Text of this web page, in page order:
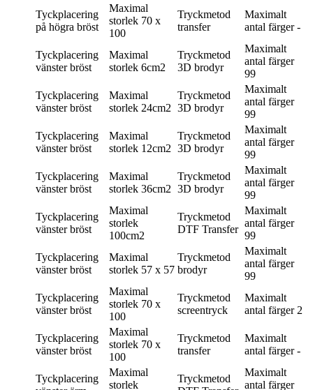
Tyckplacering
på högra bröst
Maximal
storlek 70 x
100
Tryckmetod
transfer
Maximalt
antal färger -
Tyckplacering
vänster bröst
Maximal
storlek 6cm2
Tryckmetod
3D brodyr
Maximalt
antal färger
99
Tyckplacering
vänster bröst
Maximal
storlek 24cm2
Tryckmetod
3D brodyr
Maximalt
antal färger
99
Tyckplacering
vänster bröst
Maximal
storlek 12cm2
Tryckmetod
3D brodyr
Maximalt
antal färger
99
Tyckplacering
vänster bröst
Maximal
storlek 36cm2
Tryckmetod
3D brodyr
Maximalt
antal färger
99
Tyckplacering
vänster bröst
Maximal
storlek
100cm2
Tryckmetod
DTF Transfer
Maximalt
antal färger
99
Tyckplacering
vänster bröst
Maximal
storlek 57 x 57
Tryckmetod
brodyr
Maximalt
antal färger
99
Tyckplacering
vänster bröst
Maximal
storlek 70 x
100
Tryckmetod
screentryck
Maximalt
antal färger 2
Tyckplacering
vänster bröst
Maximal
storlek 70 x
100
Tryckmetod
transfer
Maximalt
antal färger -
Tyckplacering
Maximal
storlek
Tryckmetod
Maximalt
antal färger